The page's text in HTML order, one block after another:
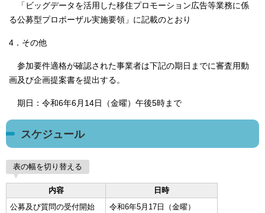
「ビッグデータを活用した移住プロモーション広告等業務に係
る公募型プロポーザル実施要領」に記載のとおり
4．その他
参加要件適格が確認された事業者は下記の期日までに審査用動
画及び企画提案書を提出する。
期日：令和6年6月14日（金曜）午後5時まで
スケジュール
表の幅を切り替える
内容
日時
公募及び質問の受付開始
令和6年5月17日（金曜）